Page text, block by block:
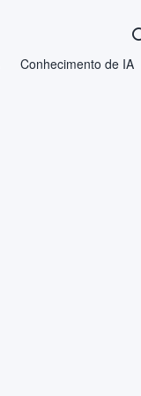
Conhecimento de IA